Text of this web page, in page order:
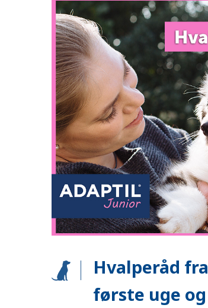
Hvalperåd
første uge